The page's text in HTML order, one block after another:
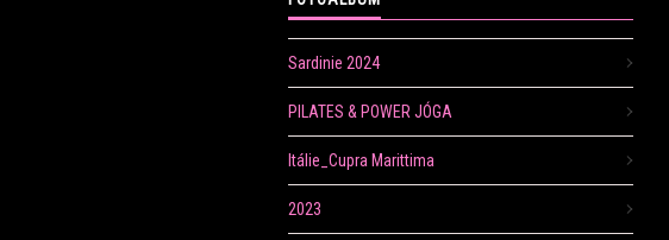
Sardinie 2024
PILATES & POWER JÓGA
Itálie_Cupra Marittima
2023